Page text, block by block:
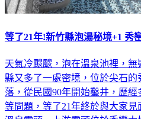
等了21年!新竹縣泡湯秘境+1 秀
天氣冷颼颼，泡在溫泉池裡，
縣又多了一處密境，位於尖石
落，從民國90年開始鑿井，歷
等問題，等了21年終於與大家